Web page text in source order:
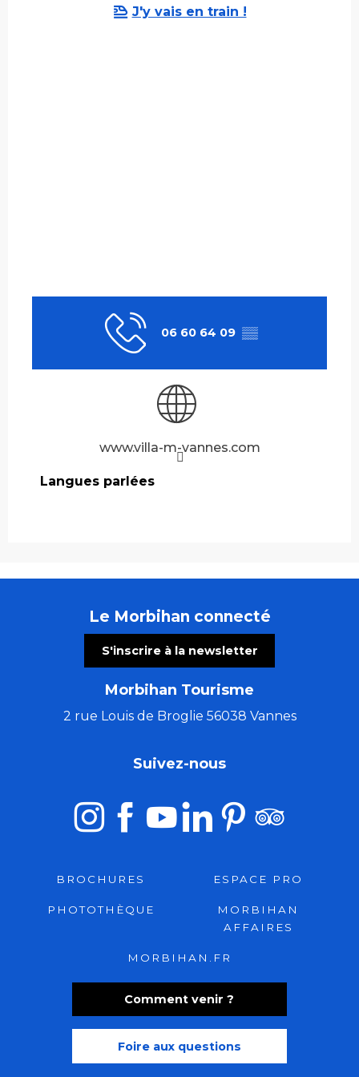
J'y vais en train !
06 60 64 09 ▒▒
www.villa-m-vannes.com
Langues parlées
Langues parlées
Le Morbihan connecté
S'inscrire à la newsletter
Morbihan Tourisme
2 rue Louis de Broglie 56038 Vannes
Comment venir ?
Foire aux questions
Suivez-nous
BROCHURES ESPACE PRO
PHOTOTHÈQUE
MORBIHAN
AFFAIRES
MORBIHAN.FR